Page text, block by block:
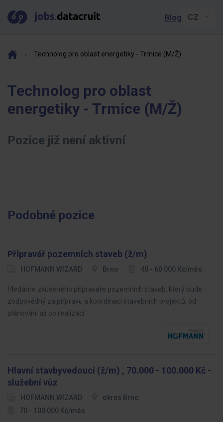
Blog
Technolog pro oblast energetiky - Trmice (M/Ž)
Technolog pro oblast
energetiky - Trmice (M/Ž)
Pozice již není aktivní
Podobné pozice
Přípravář pozemních staveb (ž/m)
HOFMANN WIZARD Brno 40 - 60 000 Kč/měs
Hledáme zkušeného přípraváře pozemních staveb, který bude
zodpovědný za přípravu a koordinaci stavebních projektů, od
plánování až po realizaci
Hlavní stavbyvedoucí (ž/m) , 70.000 - 100.000 Kč -
služební vůz
HOFMANN WIZARD
okres Brno
70 - 100 000 Kč/měs